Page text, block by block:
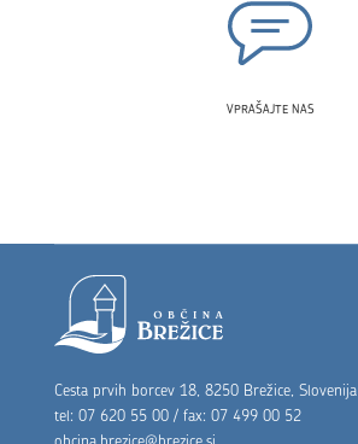
VPRAŠAJTE NAS
Noga strani
Cesta prvih borcev 18, 8250 Brežice, Slovenija
tel: 07 620 55 00 / fax: 07 499 00 52